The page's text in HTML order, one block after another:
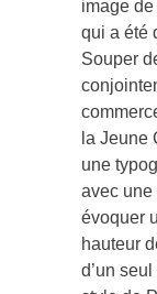
qui a été
Souper
la Jeune
une
avec
évoquer
hauteur
d’un
style de